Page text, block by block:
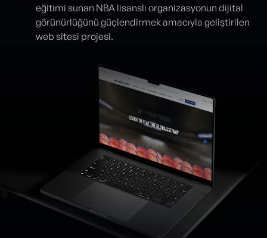
eğitimi sunan NBA lisanslı organizasyonun dijital
görünürlüğünü güçlendirmek amacıyla geliştirilen
web sitesi projesi.